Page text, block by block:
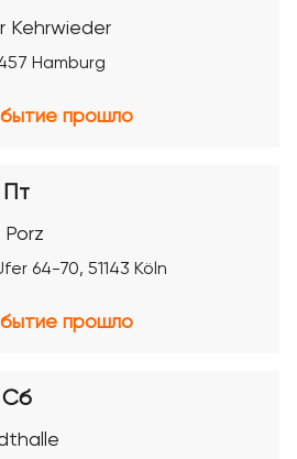
Kehrwieder
Hamburg
прошло
Пт
64-70, 51143 Köln
прошло
Сб